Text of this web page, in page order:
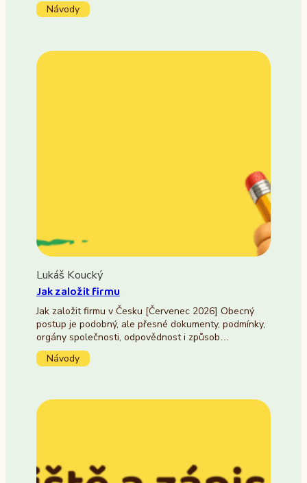
Návody
Lukáš Koucký
Jak založit firmu
Jak založit firmu v Česku [Červenec 2026] Obecný
postup je podobný, ale přesné dokumenty, podmínky,
orgány společnosti, odpovědnost i způsob…
Návody